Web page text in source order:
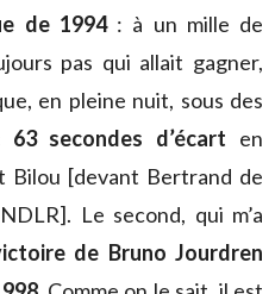
de 1994: à un mille de
pas qui allait gagner,
en pleine nuit, sous des
63 secondes d’écart en
Bilou [devant Bertrand de
Le second, qui m’a
de Bruno Jourdren